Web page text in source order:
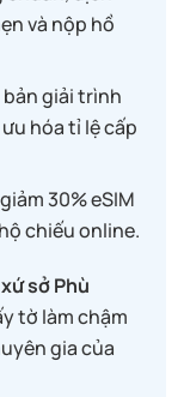
và nộp hồ
giải trình
hóa tỉ lệ cấp
30% eSIM
chiếu online.
sở Phù
tờ làm chậm
gia của